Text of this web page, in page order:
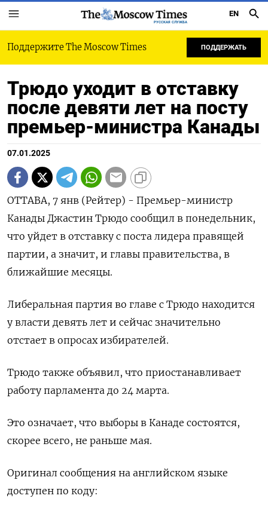
РУССКАЯ СЛУЖБА
EN
Поддержите The Moscow Times ПОДДЕРЖАТЬ
Трюдо уходит в отставку
после девяти лет на посту
премьер-министра Канады
07.01.2025
ОТТАВА, 7 янв (Рейтер) - Премьер-министр
Канады Джастин Трюдо сообщил в понедельник,
что уйдет в отставку с поста лидера правящей
партии, а значит, и главы правительства, в
ближайшие месяцы.
Либеральная партия во главе с Трюдо находится
у власти девять лет и сейчас значительно
отстает в опросах избирателей.
Трюдо также объявил, что приостанавливает
работу парламента до 24 марта.
Это означает, что выборы в Канаде состоятся,
скорее всего, не раньше мая.
Оригинал сообщения на английском языке
доступен по коду: